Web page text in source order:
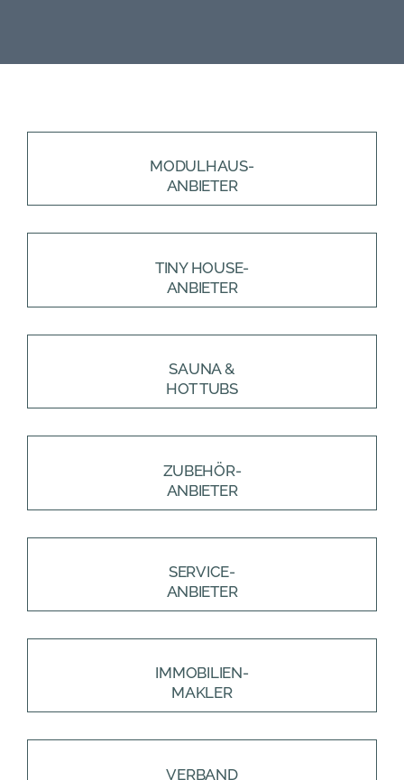
MODULHAUS-
ANBIETER
TINY HOUSE-
ANBIETER
SAUNA &
HOT TUBS
ZUBEHÖR-
ANBIETER
SERVICE-
ANBIETER
IMMOBILIEN-
MAKLER
VERBAND